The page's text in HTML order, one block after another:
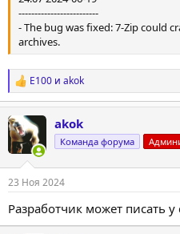
-------------------------
- The bug was fixed: 7-Zip could
archives.
Р
е
а
к
ц
и
E100 и akok
akok
Команда форума
23 Ноя 2024
Разработчик может писать у